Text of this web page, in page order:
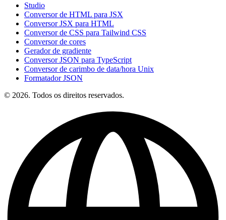
Studio
Conversor de HTML para JSX
Conversor JSX para HTML
Conversor de CSS para Tailwind CSS
Conversor de cores
Gerador de gradiente
Conversor JSON para TypeScript
Conversor de carimbo de data/hora Unix
Formatador JSON
© 2026. Todos os direitos reservados.